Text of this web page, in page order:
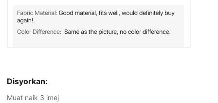
Disyorkan:
Muat naik 3 imej